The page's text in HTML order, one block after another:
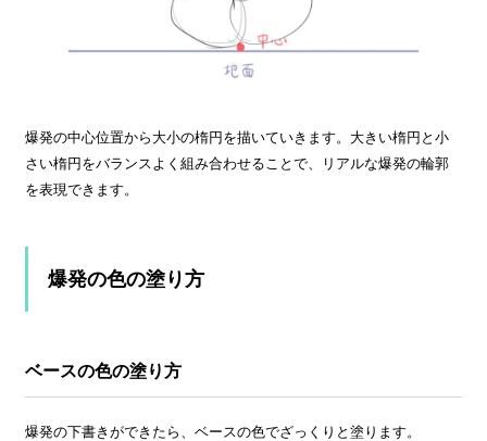
爆発の中心位置から大小の楕円を描いていきます。大きい楕円と小
さい楕円をバランスよく組み合わせることで、リアルな爆発の輪郭
を表現できます。
爆発の色の塗り方
ベースの色の塗り方
爆発の下書きができたら、ベースの色でざっくりと塗ります。